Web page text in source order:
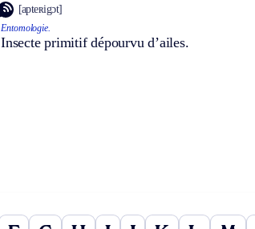
[apteʀigɔt]
Entomologie.
Insecte primitif dépourvu d’ailes.